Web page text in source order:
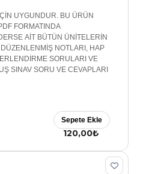
UYGUNDUR. BU ÜRÜN
FORMATINDA
AİT BÜTÜN ÜNİTELERİN
NOTLARI, HAP
SORULARI VE
SINAV SORU VE CEVAPLARI
120,00₺
Sepete Ekle